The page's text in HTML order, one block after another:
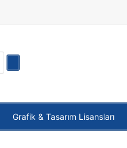
Grafik & Tasarım Lisansları